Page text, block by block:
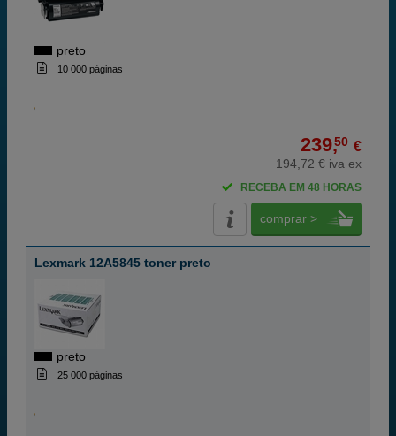
preto
10 000 páginas
239,50 €
194,72 € iva ex
RECEBA EM 48 HORAS
comprar >
Lexmark 12A5845 toner preto
preto
25 000 páginas